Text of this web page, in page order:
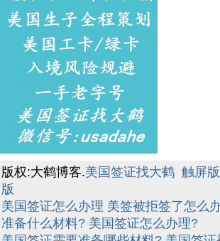
版权:大鹤博客.美国签证找大鹤 触屏版
版
美国签证怎么办理 美签被拒签了怎么
准备什么材料? 美国签证怎么办理?